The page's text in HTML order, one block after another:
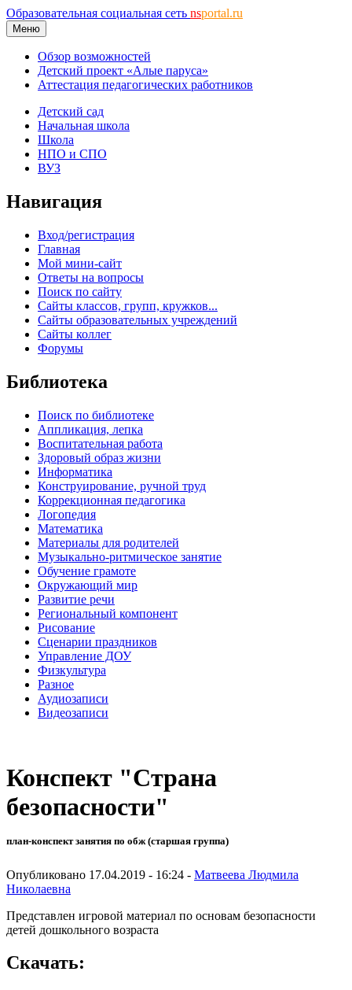
Образовательная социальная сеть nsportal.ru
Меню
Обзор возможностей
Детский проект «Алые паруса»
Аттестация педагогических работников
Детский сад
Начальная школа
Школа
НПО и СПО
ВУЗ
Навигация
Вход/регистрация
Главная
Мой мини-сайт
Ответы на вопросы
Поиск по сайту
Сайты классов, групп, кружков...
Сайты образовательных учреждений
Сайты коллег
Форумы
Библиотека
Поиск по библиотеке
Аппликация, лепка
Воспитательная работа
Здоровый образ жизни
Информатика
Конструирование, ручной труд
Коррекционная педагогика
Логопедия
Математика
Материалы для родителей
Музыкально-ритмическое занятие
Обучение грамоте
Окружающий мир
Развитие речи
Региональный компонент
Рисование
Сценарии праздников
Управление ДОУ
Физкультура
Разное
Аудиозаписи
Видеозаписи
Конспект "Страна
безопасности"
план-конспект занятия по обж (старшая группа)
Опубликовано 17.04.2019 - 16:24 - Матвеева Людмила
Николаевна
Представлен игровой материал по основам безопасности
детей дошкольного возраста
Скачать: